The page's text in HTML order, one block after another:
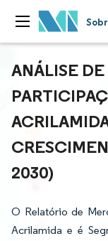
ANÁLISE
2030)
O Relatório de
Acrilamida e é